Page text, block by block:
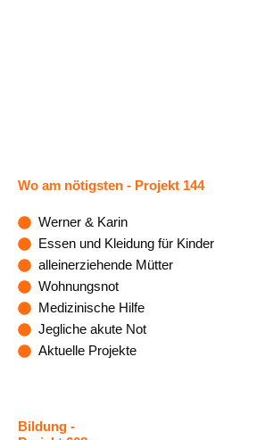
Wo am nötigsten - Projekt 144
Werner & Karin
Essen und Kleidung für Kinder
alleinerziehende Mütter
Wohnungsnot
Medizinische Hilfe
Jegliche akute Not
Aktuelle Projekte
Bildung -